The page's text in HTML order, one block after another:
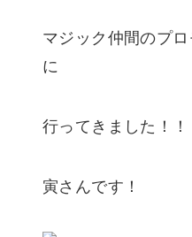
マジック仲間のプ
に
行ってきました！！
寅さんです！